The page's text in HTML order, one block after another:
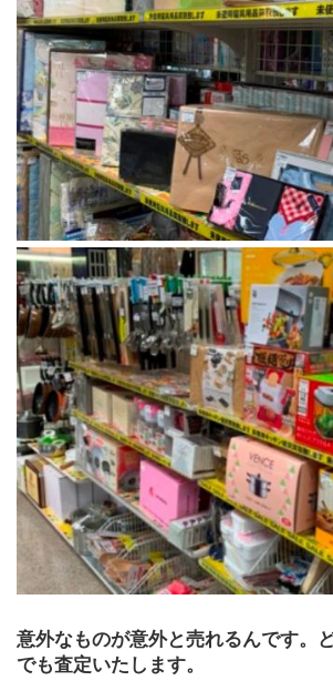
意外なものが意外と売れるんです。
でも査定いたします。